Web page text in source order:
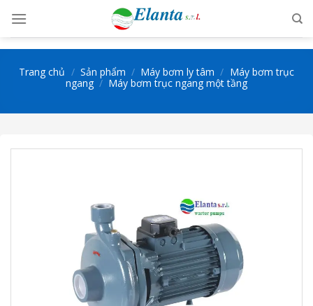
content
Trang chủ / Sản phẩm / Máy bơm ly tâm / Máy bơm trục
ngang / Máy bơm trục ngang một tầng